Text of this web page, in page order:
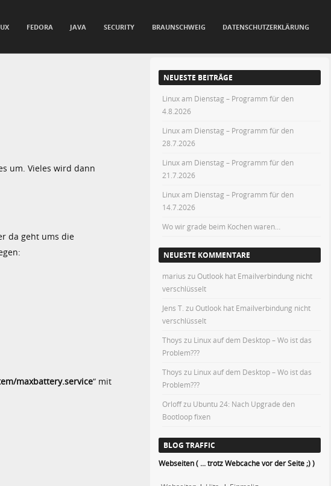
FEDORA JAVA SECURITY BRAUNSCHWEIG DATENSCHUTZERKLÄRUNG
um. Vieles wird dann
da geht ums die
maxbattery.service“ mit
NEUESTE BEITRÄGE
Linux am Dienstag – Programm für den
4.8.2026
Linux am Dienstag – Programm für den
28.7.2026
Linux am Dienstag – Programm für den
21.7.2026
Linux am Dienstag – Programm für den
14.7.2026
Wo wir grade beim Kochen waren…
NEUESTE KOMMENTARE
marius zuOutlook hat Emailverbindung nicht
verschlüsselt
Jens T. zuOutlook hat Emailverbindung nicht
verschlüsselt
Thoys zu Linux auf dem Desktop – Wo ist das
Problem???
Thoys zu Linux auf dem Desktop – Wo ist das
Problem???
Orloffzu Ubuntu 24: Nach Upgrade den
Bootloop fixen
BLOG TRAFFIC
Webseiten ( ... trotz Webcache vor der Seite ;) )